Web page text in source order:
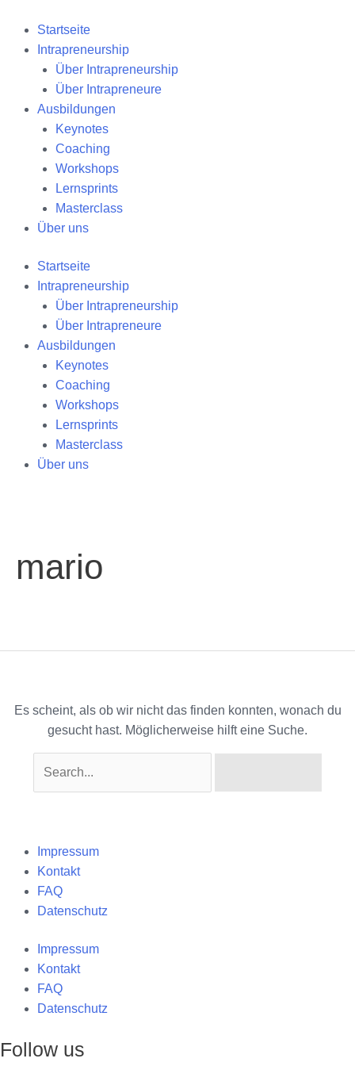
Inhalt
springen
Startseite
Intrapreneurship
Über Intrapreneurship
Über Intrapreneure
Ausbildungen
Keynotes
Coaching
Workshops
Lernsprints
Masterclass
Über uns
Startseite
Intrapreneurship
Über Intrapreneurship
Über Intrapreneure
Ausbildungen
Keynotes
Coaching
Workshops
Lernsprints
Masterclass
Über uns
mario
Es scheint, als ob wir nicht das finden konnten, wonach du
gesucht hast. Möglicherweise hilft eine Suche.
Impressum
Kontakt
FAQ
Datenschutz
Impressum
Kontakt
FAQ
Datenschutz
Follow us